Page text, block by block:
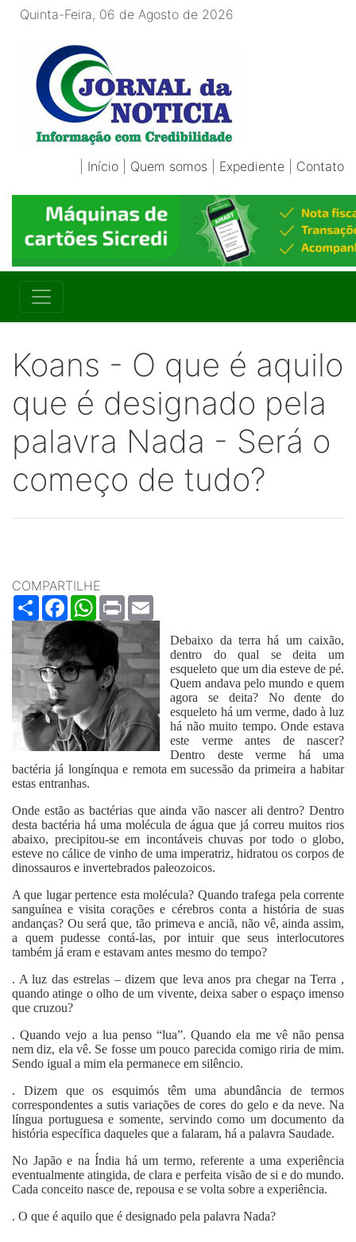
Quinta-Feira, 06 de Agosto de 2026
Início Quem somos Expediente Contato
Koans - O que é aquilo
que é designado pela
palavra Nada - Será o
começo de tudo?
COMPARTILHE
ShareFacebookWhatsApp
Print
Debaixo da terra há um caixão,
dentro do qual se deita um
esqueleto que um dia esteve de pé.
Quem andava pelo mundo e quem
agora se deita? No dente do
esqueleto há um verme, dado à luz
há não muito tempo. Onde estava
este verme antes de nascer?
Dentro deste verme há uma
bactéria já longínqua e remota em sucessão da primeira a habitar
estas entranhas.
Onde estão as bactérias que ainda vão nascer ali dentro? Dentro
desta bactéria há uma molécula de água que já correu muitos rios
abaixo, precipitou-se em incontáveis chuvas por todo o globo,
esteve no cálice de vinho de uma imperatriz, hidratou os corpos de
dinossauros e invertebrados paleozoicos.
A que lugar pertence esta molécula? Quando trafega pela corrente
sanguínea e visita corações e cérebros conta a história de suas
andanças? Ou será que, tão primeva e anciã, não vê, ainda assim,
a quem pudesse contá-las, por intuir que seus interlocutores
também já eram e estavam antes mesmo do tempo?
. A luz das estrelas – dizem que leva anos pra chegar na Terra ,
quando atinge o olho de um vivente, deixa saber o espaço imenso
que cruzou?
. Quando vejo a lua penso “lua”. Quando ela me vê não pensa
nem diz, ela vê. Se fosse um pouco parecida comigo riria de mim.
Sendo igual a mim ela permanece em silêncio.
. Dizem que os esquimós têm uma abundância de termos
correspondentes a sutis variações de cores do gelo e da neve. Na
língua portuguesa e somente, servindo como um documento da
história específica daqueles que a falaram, há a palavra Saudade.
No Japão e na Índia há um termo, referente a uma experiência
eventualmente atingida, de clara e perfeita visão de si e do mundo.
Cada conceito nasce de, repousa e se volta sobre a experiência.
. O que é aquilo que é designado pela palavra Nada?